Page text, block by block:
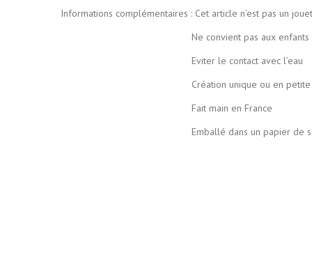
Informations complémentaires : Cet article n’est pas un jouet
Ne convient pas aux enfants de
Eviter le contact avec l’eau
Création unique ou en
Fait main en France
Emballé dans un papier de soie coloré